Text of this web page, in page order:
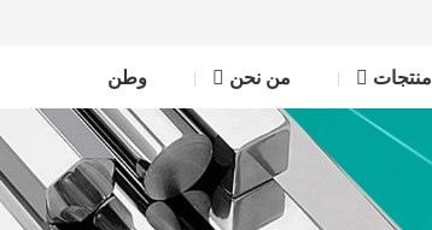
وطن من نحن منتجات